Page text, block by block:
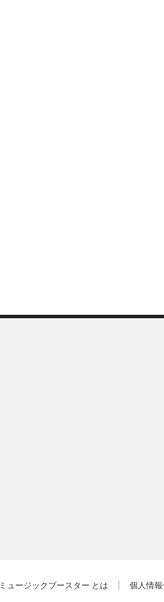
ミュージックブースター とは 個人情